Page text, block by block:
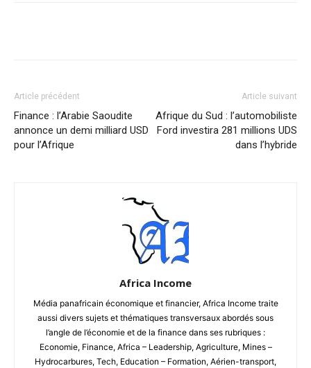
Article précédent
Finance : l’Arabie Saoudite
annonce un demi milliard USD
pour l’Afrique
Article suivant
Afrique du Sud : l’automobiliste
Ford investira 281 millions UDS
dans l’hybride
Africa Income
Média panafricain économique et financier, Africa Income traite
aussi divers sujets et thématiques transversaux abordés sous
l’angle de l’économie et de la finance dans ses rubriques :
Economie, Finance, Africa – Leadership, Agriculture, Mines –
Hydrocarbures, Tech, Education – Formation, Aérien-transport,